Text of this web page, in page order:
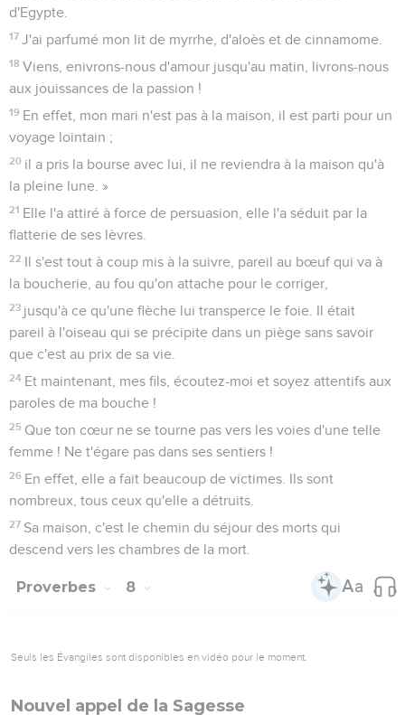
d'Egypte.
17 J'ai parfumé mon lit de myrrhe, d'aloès et de cinnamome.
18 Viens, enivrons-nous d'amour jusqu'au matin, livrons-nous
aux jouissances de la passion !
19 En effet, mon mari n'est pas à la maison, il est parti pour un
voyage lointain ;
20 il a pris la bourse avec lui, il ne reviendra à la maison qu'à
la pleine lune. »
21 Elle l'a attiré à force de persuasion, elle l'a séduit par la
flatterie de ses lèvres.
22 Il s'est tout à coup mis à la suivre, pareil au bœuf qui va à
la boucherie, au fou qu'on attache pour le corriger,
23 jusqu'à ce qu'une flèche lui transperce le foie. Il était
pareil à l'oiseau qui se précipite dans un piège sans savoir
que c'est au prix de sa vie.
24 Et maintenant, mes fils, écoutez-moi et soyez attentifs aux
paroles de ma bouche !
25 Que ton cœur ne se tourne pas vers les voies d'une telle
femme ! Ne t'égare pas dans ses sentiers !
26 En effet, elle a fait beaucoup de victimes. Ils sont
nombreux, tous ceux qu'elle a détruits.
27 Sa maison, c'est le chemin du séjour des morts qui
descend vers les chambres de la mort.
Proverbes 8
Seuls les Évangiles sont disponibles en vidéo pour le moment.
Nouvel appel de la Sagesse